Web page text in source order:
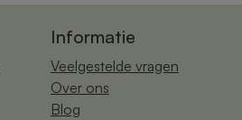
Informatie
Veelgestelde vragen
Over ons
Blog